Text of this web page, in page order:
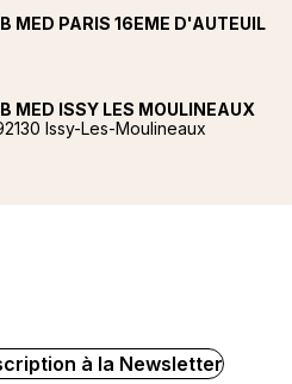
MED PARIS 16EME D'AUTEUIL
MED ISSY LES MOULINEAUX
Issy-Les-Moulineaux
à la Newsletter